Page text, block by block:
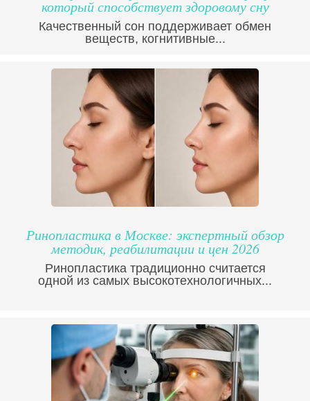
который способствует здоровому сну
Качественный сон поддерживает обмен
веществ, когнитивные...
Ринопластика в Москве: экспертный обзор
методик, реабилитации и цен 2026
Ринопластика традиционно считается
одной из самых высокотехнологичных...